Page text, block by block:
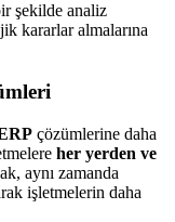
şekilde analiz
kararlar almalarına
çözümlerine daha
her yerden ve
aynı zamanda
işletmelerin daha